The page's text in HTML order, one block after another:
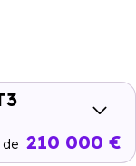
de 210 000 €